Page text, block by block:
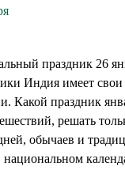
праздник 26
Индия имеет
Какой праздник
решать
обычаев и